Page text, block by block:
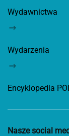
Wydawnictwa
Wydarzenia
Encyklopedia
Nasze social